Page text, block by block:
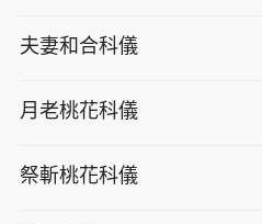
夫妻和合科儀
月老桃花科儀
祭斬桃花科儀